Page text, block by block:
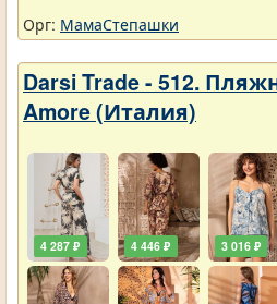
Орг: МамаСтепашки
Darsi Trade - 512.
Amore (Италия)
4 287 ₽ 4 446 ₽ 3 016 ₽